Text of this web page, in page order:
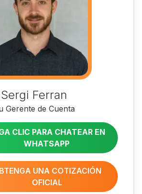
Sergi Ferran
Gerente de Cuenta
CLIC PARA CHATEAR EN
WHATSAPP
UNA COTIZACIÓN
OFICIAL